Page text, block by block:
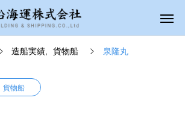
造船実績 貨物船 泉隆丸
貨物船